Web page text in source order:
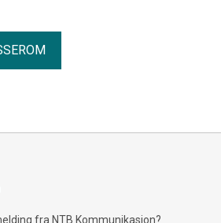
fra NTB Kommunikasjon?